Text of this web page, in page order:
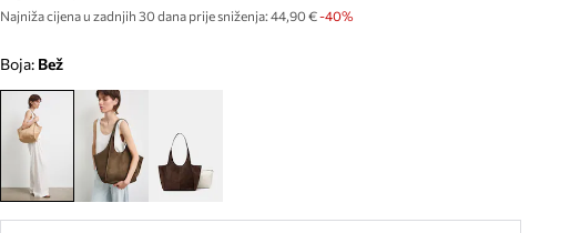
Najniža cijena u zadnjih 30 dana prije sniženja: 44,90 € -40%
Boja: bež